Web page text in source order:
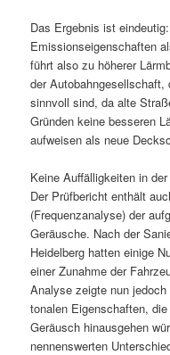
Das Ergebnis ist
Emissionseigenschaften
führt also zu höherer
der
sinnvoll sind, da alte
Gründen keine besseren
aufweisen als neue
Keine Auffälligkeiten in
Der Prüfbericht enthält
(Frequenzanalyse) der
Geräusche. Nach der
Heidelberg hatten einige
einer Zunahme der
Analyse zeigte nun
tonalen Eigenschaften,
Geräusch hinausgehen
nennenswerten